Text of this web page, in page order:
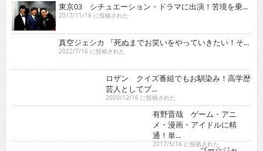
東京03 シチュエーション・ドラマに出演！苦境を乗...
2017/11/16 に投稿された
真空ジェシカ 『死ぬまでお笑いをやっていきたい！そ...
2022/7/16 に投稿された
ロザン クイズ番組でもお馴染み！高学歴芸人として
2009/12/16 に投稿された
有野晋哉 ゲーム・アニメ・漫画・アイドルに精通！